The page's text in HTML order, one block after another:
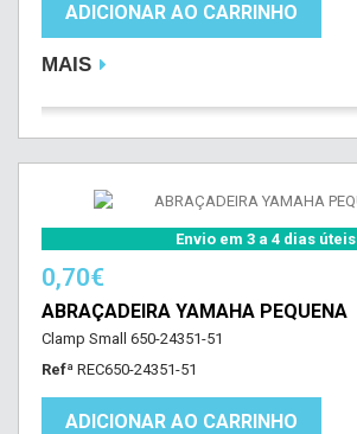
ADICIONAR AO CARRINHO
MAIS
Envio em 3 a 4 dias úteis
0,70€
ABRAÇADEIRA YAMAHA PEQUENA
Clamp Small 650-24351-51
Refª REC650-24351-51
ADICIONAR AO CARRINHO